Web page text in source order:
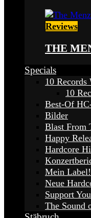
Reviews
THE
Specials
10
10
Best-Of
Bilder
Blast From
Happy
Hardcore
Mein Label!
Neue
Support
The Sound